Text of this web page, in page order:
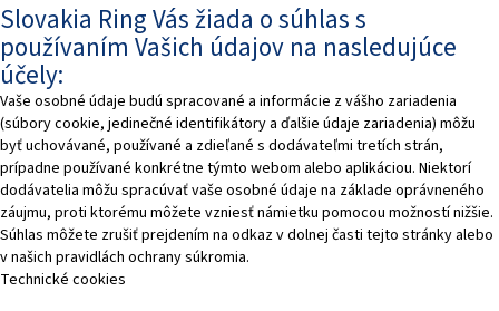
Slovakia Ring Vás žiada o súhlas s
používaním Vašich údajov na nasledujúce
účely:
Vaše osobné údaje budú spracované a informácie z vášho zariadenia
(súbory cookie, jedinečné identifikátory a ďalšie údaje zariadenia) môžu
byť uchovávané, používané a zdieľané s dodávateľmi tretích strán,
prípadne používané konkrétne týmto webom alebo aplikáciou. Niektorí
dodávatelia môžu spracúvať vaše osobné údaje na základe oprávneného
záujmu, proti ktorému môžete vzniesť námietku pomocou možností nižšie.
Súhlas môžete zrušiť prejdením na odkaz v dolnej časti tejto stránky alebo
v našich pravidlách ochrany súkromia.
Technické cookies